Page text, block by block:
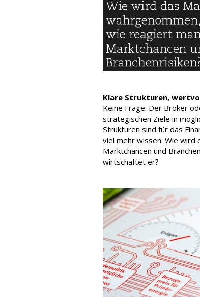
Klare Strukturen,
Keine Frage: Der Broker
strategischen Ziele in
Strukturen sind für das
viel mehr wissen: Wie
Marktchancen und
wirtschaftet er?